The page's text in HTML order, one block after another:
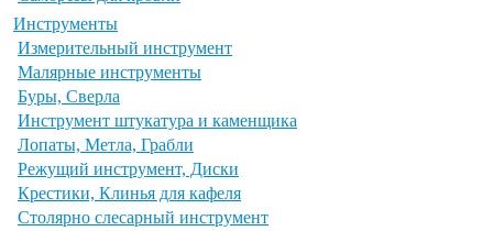
Инструменты
Измерительный инструмент
Малярные инструменты
Буры, Сверла
Инструмент штукатура и каменщика
Лопаты, Метла, Грабли
Режущий инструмент, Диски
Крестики, Клинья для кафеля
Столярно слесарный инструмент